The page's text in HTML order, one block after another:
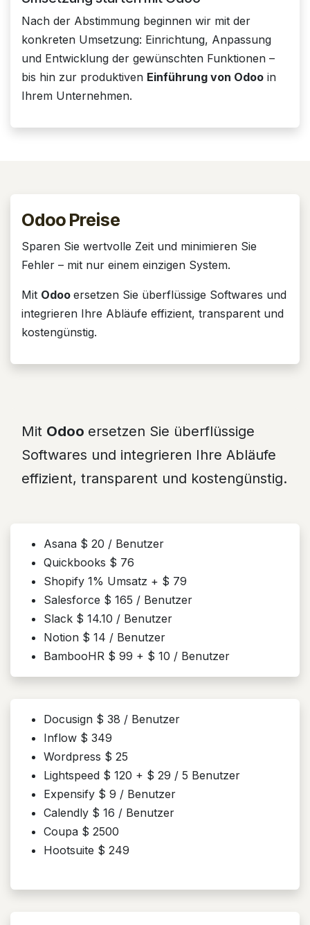
Nach der Abstimmung beginnen wir mit der
konkreten Umsetzung: Einrichtung, Anpassung
und Entwicklung der gewünschten Funktionen –
bis hin zur produktiven Einführung von Odoo in
Ihrem Unternehmen.
Odoo Preise
Sparen Sie wertvolle Zeit und minimieren Sie
Fehler – mit nur einem einzigen System.
Mit Odoo ersetzen Sie überflüssige Softwares und
integrieren Ihre Abläufe effizient, transparent und
kostengünstig.​
Mit Odoo ersetzen Sie überflüssige
Softwares und integrieren Ihre Abläufe
effizient, transparent und kostengünstig.​
Asana $ 20 / Benutzer
Quickbooks $ 76
Shopify 1% Umsatz + $ 79
Salesforce $ 165 / Benutzer
Slack $ 14.10 / Benutzer
Notion $ 14 / Benutzer
BambooHR $ 99 + $ 10 / Benutzer
Docusign $ 38 / Benutzer
Inflow $ 349
Wordpress $ 25
Lightspeed $ 120 + $ 29 / 5 Benutzer
Expensify $ 9 / Benutzer
Calendly $ 16 / Benutzer
Coupa $ 2500
Hootsuite $ 249